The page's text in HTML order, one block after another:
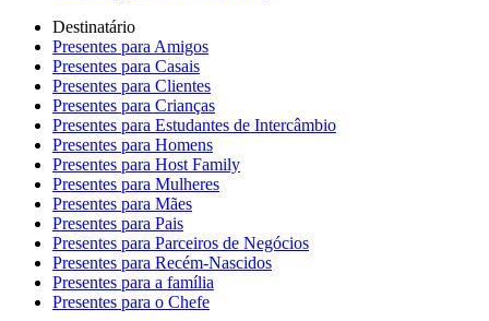
Destinatário
Presentes para Amigos
Presentes para Casais
Presentes para Clientes
Presentes para Crianças
Presentes para Estudantes de Intercâmbio
Presentes para Homens
Presentes para Host Family
Presentes para Mulheres
Presentes para Mães
Presentes para Pais
Presentes para Parceiros de Negócios
Presentes para Recém-Nascidos
Presentes para a família
Presentes para o Chefe